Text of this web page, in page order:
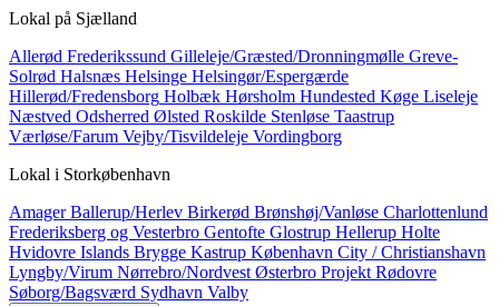
Lokal på Sjælland
Allerød Frederikssund Gilleleje/Græsted/Dronningmølle Greve-
Solrød Halsnæs Helsinge Helsingør/Espergærde
Hillerød/Fredensborg Holbæk Hørsholm Hundested Køge Liseleje
Næstved Odsherred Ølsted Roskilde Stenløse Taastrup
Værløse/Farum Vejby/Tisvildeleje Vordingborg
Lokal i Storkøbenhavn
AmagerBallerup/Herlev Birkerød Brønshøj/Vanløse Charlottenlund
Frederiksberg og Vesterbro Gentofte Glostrup Hellerup Holte
Hvidovre Islands Brygge Kastrup København City / Christianshavn
Lyngby/Virum Nørrebro/Nordvest Østerbro Projekt Rødovre
Søborg/Bagsværd Sydhavn Valby